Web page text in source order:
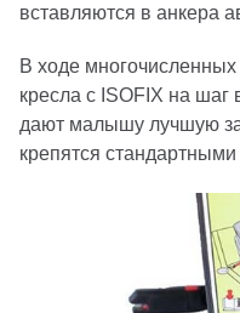
вставляются в анкера
В ходе
кресла с ISOFIX на
дают малышу лучшую
крепятся